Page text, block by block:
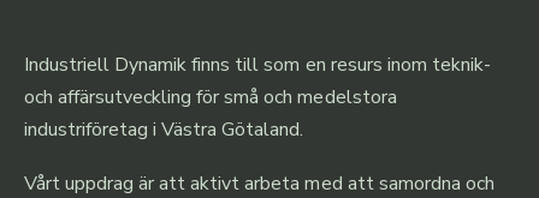
Industriell Dynamik finns till som en resurs inom teknik-
och affärsutveckling för små och medelstora
industriföretag i Västra Götaland.
Vårt uppdrag är att aktivt arbeta med att samordna och